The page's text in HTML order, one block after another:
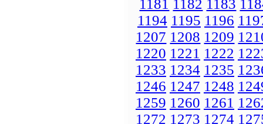
1181 1182 1183
1194 1195 1196
1207 1208 1209
1220 1221 1222
1233 1234 1235
1246 1247 1248
1259 1260 1261
1272 1273 1274